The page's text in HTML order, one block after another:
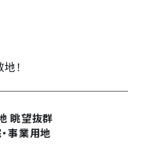
！
地 眺望抜群
事業用地